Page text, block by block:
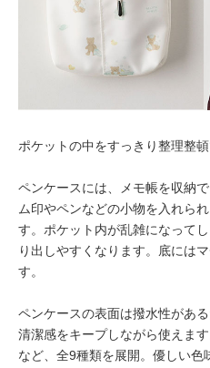
ポケットの中をすっきり整理整
ペンケースには、メモ帳を収納
ム印やペンなどの小物を入れら
す。ポケット内が乱雑になって
り出しやすくなります。底には
す。
ペンケースの表面は撥水性があ
清潔感をキープしながら使えま
など、全9種類を展開。優しい色